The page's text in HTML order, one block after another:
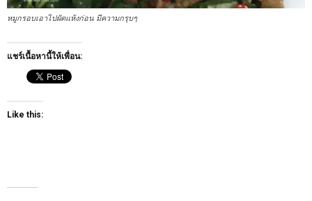
หมูกรอบเอาไปผัดแห้งก่อน มีความกรุบๆ
แชร์เนื้อหานี้ให้เพื่อน:
Like this: